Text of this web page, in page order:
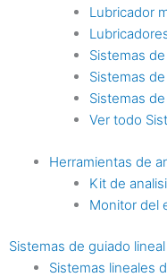
Lubricador
Sistemas
Sistemas
Sistemas
Ver todo
Herramientas de
Kit de
Monitor del
Sistemas de guiado lineal
Sistemas lineales